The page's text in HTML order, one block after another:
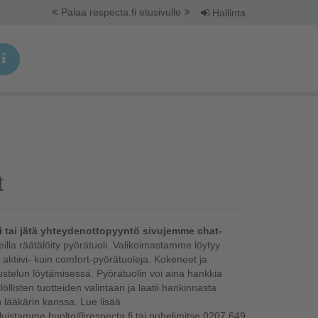
Palaa respecta.fi etusivulle Hallinta
tai jätä yhteydenottopyyntö sivujemme chat-
räätälöity pyörätuoli. Valikoimastamme löytyy
kuin comfort-pyörätuoleja. Kokeneet ja
löytämisessä. Pyörätuolin voi aina hankkia
tuotteiden valintaan ja laatii hankinnasta
kanssa. Lue lisää